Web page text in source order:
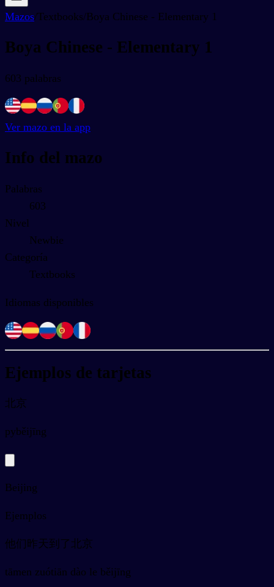
Mazos/Textbooks/Boya Chinese - Elementary 1
Boya Chinese - Elementary 1
603 palabras
Ver mazo en la app
Info del mazo
Palabras
603
Nivel
Newbie
Categoría
Textbooks
Idiomas disponibles
Ejemplos de tarjetas
北京
pyběijīng
Beijing
Ejemplos
他们昨天到了北京
tāmen zuótiān dào le běijīng